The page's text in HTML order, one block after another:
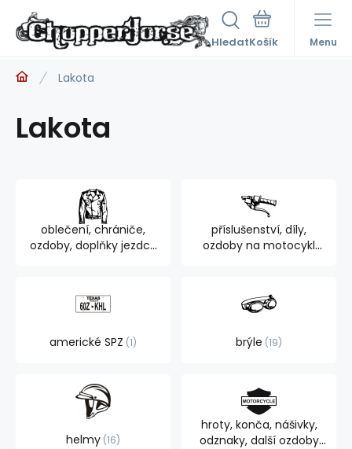
Hledat Menu
Lakota
Lakota
oblečení, chrániče,
ozdoby, doplňky jezdce
příslušenství, díly,
ozdoby na motocykl
americké SPZ 1 brýle 19
helmy 16
hroty, konča, nášivky,
odznaky, další ozdoby